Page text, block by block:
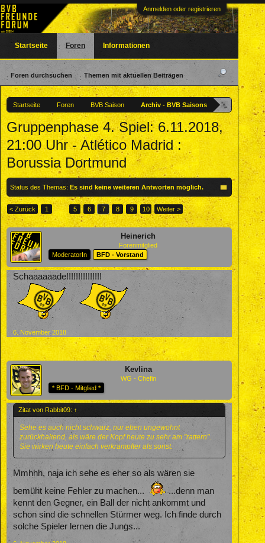
Anmelden oder registrieren
Startseite Foren BVB Saison Archiv - BVB Saisons
Gruppenphase 4. Spiel: 6.11.2018,
21:00 Uhr - Atlético Madrid :
Borussia Dortmund
Status des Themas: Es sind keine weiteren Antworten möglich.
< Zurück 1 ← 5 6 7 8 9 10 Weiter >
Heinerich
Forenmitglied
ModeratorIn
BFD - Vorstand
Schaaaaaade!!!!!!!!!!!!!!!
6. November 2018
Kevlina
WG - Chefin
* BFD - Mitglied *
Zitat von Rabbit09: ↑
Sehe es auch nicht schwarz, nur eben ungewohnt
zurückhaltend, als wäre der Kopf heute zu sehr am "rattern".
Sie wirken heute einfach verkrampfter als sonst.
Mmhhh, naja ich sehe es eher so als wären sie
bemüht keine Fehler zu machen...
...denn man
kennt den Gegner, ein Ball der nicht ankommt und
schon sind die schnellen Stürmer weg. Ich finde durch
solche Spieler lernen die Jungs...
Startseite Foren
Foren durchsuchen Themen mit aktuellen Beiträgen
Informationen